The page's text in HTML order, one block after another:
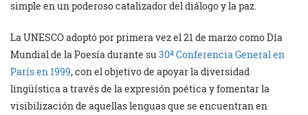
simple en un poderoso catalizador del diálogo y la paz.
La UNESCO adoptó por primera vez el 21 de marzo como Día
Mundial de la Poesía durante su 30ª Conferencia General en
París en 1999, con el objetivo de apoyar la diversidad
lingüística a través de la expresión poética y fomentar la
visibilización de aquellas lenguas que se encuentran en